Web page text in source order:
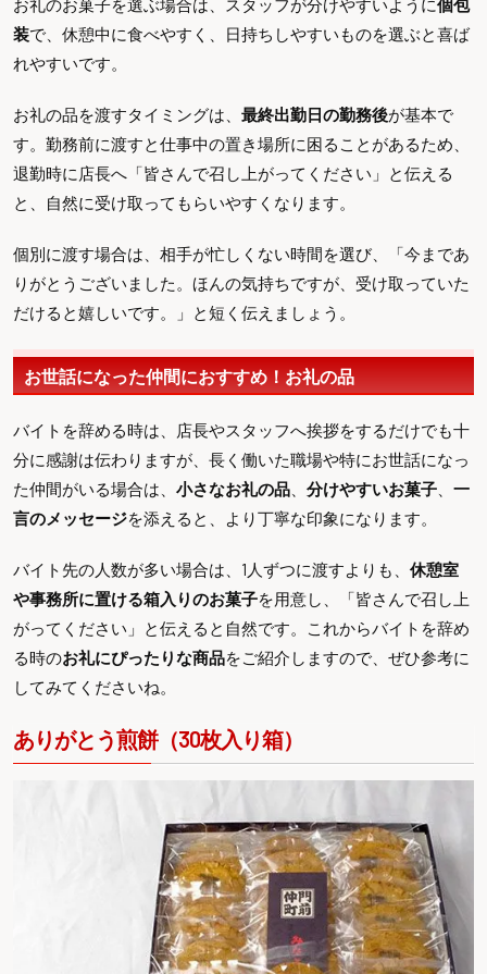
お礼のお菓子を選ぶ場合は、スタッフが分けやすいように個包
装で、休憩中に食べやすく、日持ちしやすいものを選ぶと喜ば
れやすいです。
お礼の品を渡すタイミングは、 最終出勤日の勤務後が基本で
す。勤務前に渡すと仕事中の置き場所に困ることがあるため、
退勤時に店長へ「皆さんで召し上がってください」と伝える
と、自然に受け取ってもらいやすくなります。
個別に渡す場合は、相手が忙しくない時間を選び、「今まであ
りがとうございました。ほんの気持ちですが、受け取っていた
だけると嬉しいです。」と短く伝えましょう。
お世話になった仲間におすすめ！お礼の品
バイトを辞める時は、店長やスタッフへ挨拶をするだけでも十
分に感謝は伝わりますが、長く働いた職場や特にお世話になっ
た仲間がいる場合は、 小さなお礼の品、 分けやすいお菓子、 一
言のメッセージを添えると、より丁寧な印象になります。
バイト先の人数が多い場合は、1人ずつに渡すよりも、 休憩室
や事務所に置ける箱入りのお菓子を用意し、「皆さんで召し上
がってください」と伝えると自然です。これからバイトを辞め
る時のお礼にぴったりな商品をご紹介しますので、ぜひ参考に
してみてくださいね。
ありがとう煎餅（30枚入り箱）